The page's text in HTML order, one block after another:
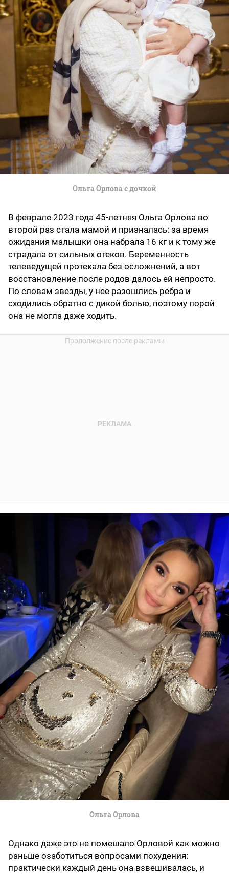
Ольга Орлова с дочкой
В феврале 2023 года 45-летняя Ольга Орлова во
второй раз стала мамой и призналась: за время
ожидания малышки она набрала 16 кг и к тому же
страдала от сильных отеков. Беременность
телеведущей протекала без осложнений, а вот
восстановление после родов далось ей непросто.
По словам звезды, у нее разошлись ребра и
сходились обратно с дикой болью, поэтому порой
она не могла даже ходить.
Ольга Орлова
Однако даже это не помешало Орловой как можно
раньше озаботиться вопросами похудения:
практически каждый день она взвешивалась, и